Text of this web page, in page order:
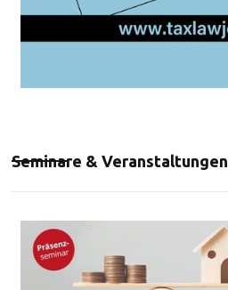
Seminare & Veranstaltungen